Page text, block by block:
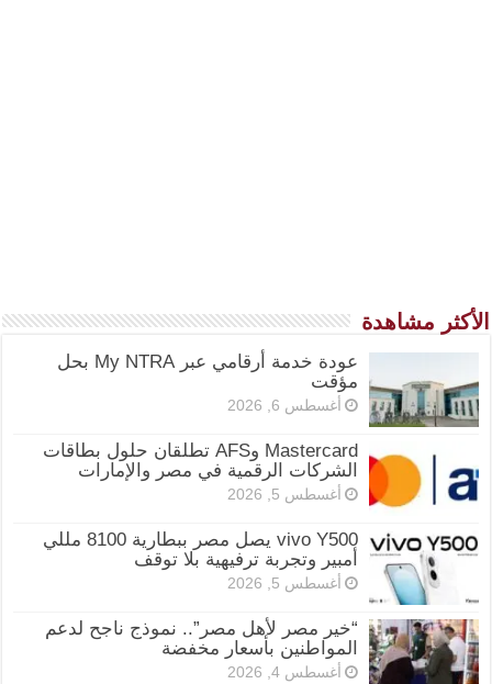
الأكثر مشاهدة
عودة خدمة أرقامي عبر My NTRA بحل
مؤقت
أغسطس 6, 2026
Mastercard وAFS تطلقان حلول بطاقات
الشركات الرقمية في مصر والإمارات
أغسطس 5, 2026
vivo Y500 يصل مصر ببطارية 8100 مللي
أمبير وتجربة ترفيهية بلا توقف
أغسطس 5, 2026
“خير مصر لأهل مصر”.. نموذج ناجح لدعم
المواطنين بأسعار مخفضة
أغسطس 4, 2026